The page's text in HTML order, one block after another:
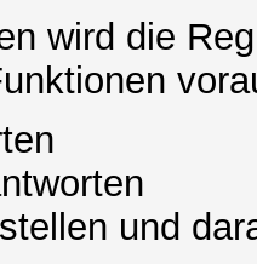
wird die
und